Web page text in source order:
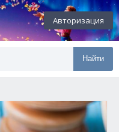
Авторизация
Найти